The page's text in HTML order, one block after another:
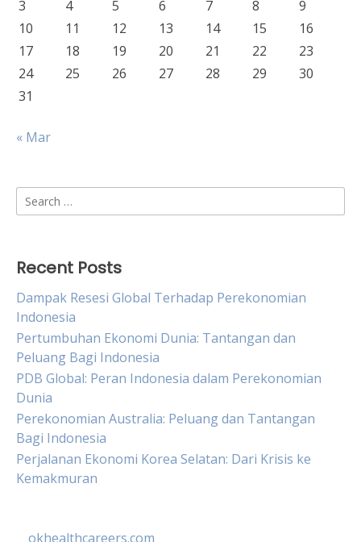
3
4 5 6 7 8
9
10
11 12 13 14 15
16
17
18 19 20 21 22
23
24
25 26 27 28 29
30
31
« Mar
Search
for:
Recent Posts
Dampak Resesi Global Terhadap Perekonomian
Indonesia
Pertumbuhan Ekonomi Dunia: Tantangan dan
Peluang Bagi Indonesia
PDB Global: Peran Indonesia dalam Perekonomian
Dunia
Perekonomian Australia: Peluang dan Tantangan
Bagi Indonesia
Perjalanan Ekonomi Korea Selatan: Dari Krisis ke
Kemakmuran
okhealthcareers.com